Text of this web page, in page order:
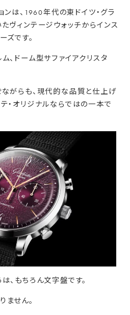
ンは、1960年代の東ドイツ・ グラ
ヴィンテージウォッチからインス
ズです。
、ドーム型サファイアクリスタ
がらも、 現代的な品質と仕上げ
・ オリジナルならではの一本で
、もちろん文字盤です。
せん。